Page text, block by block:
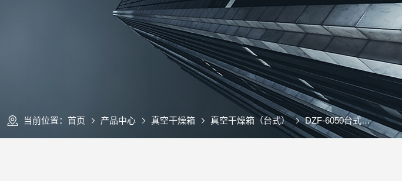
当前位置：首页 产品中心 真空干燥箱 真空干燥箱（台式） DZF-6050台式真空干燥箱